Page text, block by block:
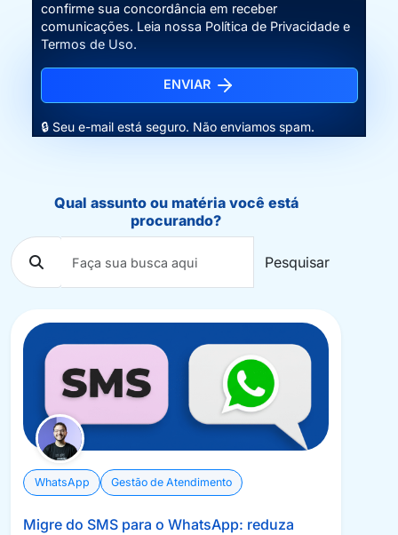
Qual assunto ou matéria você está
procurando?
Pesquisar
WhatsApp Gestão de Atendimento
Migre do SMS para o WhatsApp: reduza
confirme sua concordância em receber
comunicações. Leia nossa Política de Privacidadee
Termos de Uso.
ENVIAR
🔒 Seu e-mail está seguro. Não enviamos spam.